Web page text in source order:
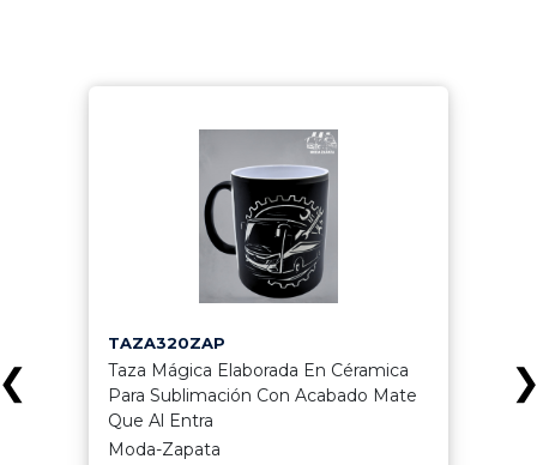
TAZA320ZAP
Taza Mágica Elaborada En Céramica
Para Sublimación Con Acabado Mate
Que Al Entra
Moda-Zapata